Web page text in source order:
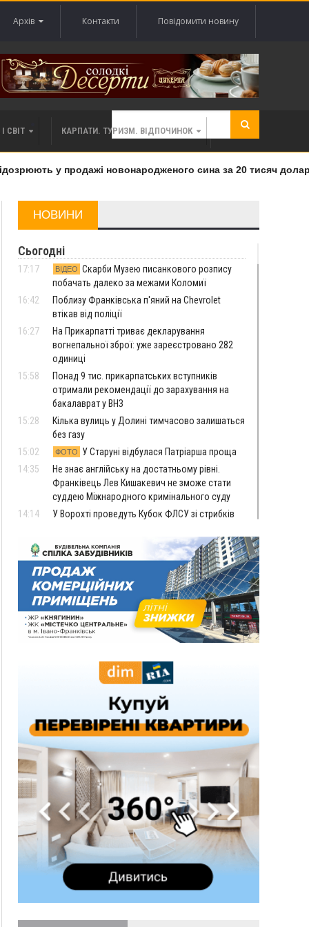
Архів Контакти Повідомити новину
СВІТ КАРПАТИ. ТУРИЗМ. ВІДПОЧИНОК
у продажі новонародженого сина за 20 тисяч доларів
НОВИНИ
Сьогодні
17:17 ВІДЕО Скарби Музею писанкового розпису
побачать далеко за межами Коломиї
16:42
Поблизу Франківська п'яний на Chevrolet
втікав від поліції
16:27
На Прикарпатті триває декларування
вогнепальної зброї: уже зареєстровано 282
одиниці
15:58
Понад 9 тис. прикарпатських вступників
отримали рекомендації до зарахування на
бакалаврат у ВНЗ
15:28
Кілька вулиць у Долині тимчасово залишаться
без газу
15:02
ФОТО
У Старуні відбулася Патріарша проща
14:35
Не знає англійську на достатньому рівні.
Франківець Лев Кишакевич не зможе стати
суддею Міжнародного кримінального суду
14:14
У Ворохті проведуть Кубок ФЛСУ зі стрибків
13:30
ФОТО На Калущині розшукали чоловіка, який
три дні блукав у лісі
13:14
Боднар розповів про реакцію влади Польщі
на атаки на українців та про зміни після 23
серпня
12:31
ВІДЕО "Едельвейси" щемливо привітали рідну
Коломию з Днем міста
Яремче зафіксували рекордну спеку
У Надвірній п'яна жінка побила малолітнього
хлопчика: суд призначив штраф і 30 тисяч
11:17
У басейні Дністра встановилася гідрологічна
показників
11:09
У Бурштині поблизу АЗС сталася масова бійка,
поліція з'ясовує обставини
ФОП із Житомира після купівлі права
вимоги за 120 тисяч позивається до
Франківська на понад 20 млн грн
У горах біля Осмолоди за допомогою БПЛА
розшукали двох жінок, які заблукали під час
збирання ягід
Вчора
19:52
У Франківську вперше прооперували немовля